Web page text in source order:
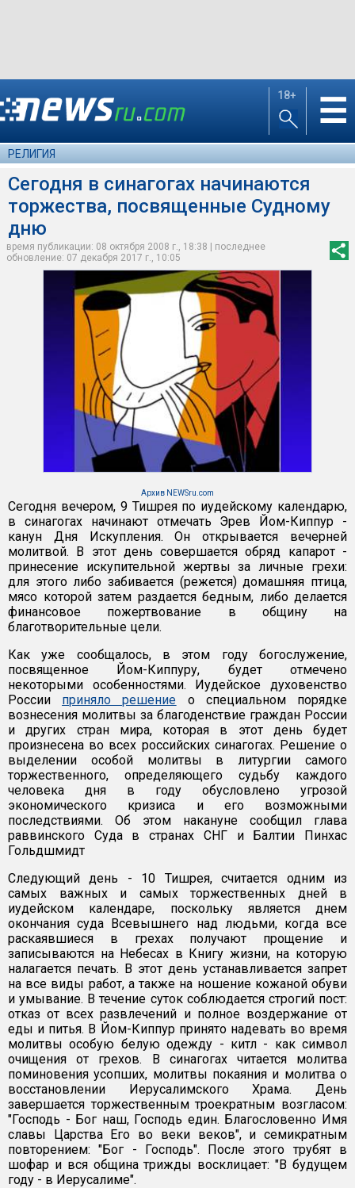
18+ ☰
РЕЛИГИЯ
Сегодня в синагогах начинаются
торжества, посвященные Судному
дню
время публикации: 08 октября 2008 г., 18:38 | последнее
обновление: 07 декабря 2017 г., 10:05
Архив NEWSru.com
Сегодня вечером, 9 Тишрея по иудейскому календарю,
в синагогах начинают отмечать Эрев Йом-Киппур -
канун Дня Искупления. Он открывается вечерней
молитвой. В этот день совершается обряд капарот -
принесение искупительной жертвы за личные грехи:
для этого либо забивается (режется) домашняя птица,
мясо которой затем раздается бедным, либо делается
финансовое пожертвование в общину на
благотворительные цели.
Как уже сообщалось, в этом году богослужение,
посвященное Йом-Киппуру, будет отмечено
некоторыми особенностями. Иудейское духовенство
России приняло решение о специальном порядке
вознесения молитвы за благоденствие граждан России
и других стран мира, которая в этот день будет
произнесена во всех российских синагогах. Решение о
выделении особой молитвы в литургии самого
торжественного, определяющего судьбу каждого
человека дня в году обусловлено угрозой
экономического кризиса и его возможными
последствиями. Об этом накануне сообщил глава
раввинского Суда в странах СНГ и Балтии Пинхас
Гольдшмидт
Следующий день - 10 Тишрея, считается одним из
самых важных и самых торжественных дней в
иудейском календаре, поскольку является днем
окончания суда Всевышнего над людьми, когда все
раскаявшиеся в грехах получают прощение и
записываются на Небесах в Книгу жизни, на которую
налагается печать. В этот день устанавливается запрет
на все виды работ, а также на ношение кожаной обуви
и умывание. В течение суток соблюдается строгий пост:
отказ от всех развлечений и полное воздержание от
еды и питья. В Йом-Киппур принято надевать во время
молитвы особую белую одежду - китл - как символ
очищения от грехов. В синагогах читается молитва
поминовения усопших, молитвы покаяния и молитва о
восстановлении Иерусалимского Храма. День
завершается торжественным троекратным возгласом:
"Господь - Бог наш, Господь един. Благословенно Имя
славы Царства Его во веки веков", и семикратным
повторением: "Бог - Господь". После этого трубят в
шофар и вся община трижды восклицает: "В будущем
году - в Иерусалиме".